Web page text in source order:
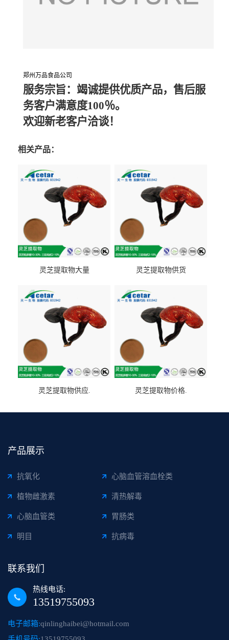
郑州万品食品公司
服务宗旨：竭诚提供优质产品，售后服
务客户满意度100％。
欢迎新老客户洽谈！
相关产品：
灵芝提取物大量 灵芝提取物供货
灵芝提取物供应. 灵芝提取物价格.
产品展示
抗氧化 心脑血管溶血栓类
植物雌激素 清热解毒
心脑血管类 胃肠类
明目 抗病毒
联系我们
热线电话:
13519755093
电子邮箱:qinlinghaibei@hotmail.com